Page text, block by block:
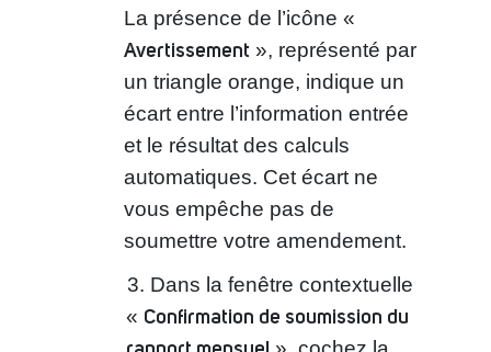
La présence de l’icône «
Avertissement », représenté par
un triangle orange, indique un
écart entre l’information entrée
et le résultat des calculs
automatiques. Cet écart ne
vous empêche pas de
soumettre votre amendement.
Dans la fenêtre contextuelle
« Confirmation de soumission du